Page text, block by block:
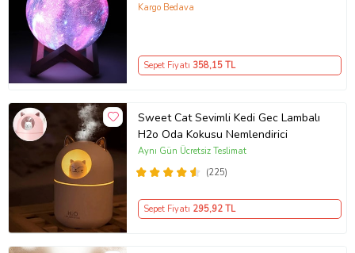
Kargo Bedava
Sepet Fiyatı 358,15 TL
Sweet Cat Sevimli Kedi Gec Lambalı
H2o Oda Kokusu Nemlendirici
(225)
Aynı Gün Ücretsiz Teslimat
Sepet Fiyatı 295,92 TL